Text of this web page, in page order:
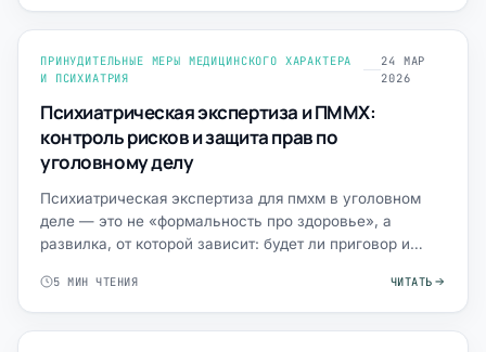
ПРИНУДИТЕЛЬНЫЕ МЕРЫ МЕДИЦИНСКОГО ХАРАКТЕРА
И ПСИХИАТРИЯ
24 МАР
2026
Психиатрическая экспертиза и ПММХ:
контроль рисков и защита прав по
уголовному делу
Психиатрическая экспертиза для пмхм в уголовном
деле — это не «формальность про здоровье», а
развилка, от которой зависит: будет ли приговор и
5 МИН ЧТЕНИЯ ЧИТАТЬ